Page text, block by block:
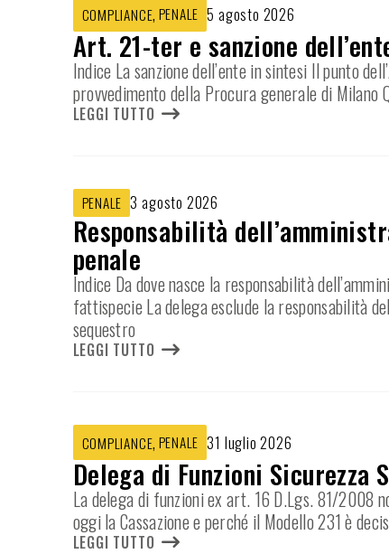
COMPLIANCE, PENALE 5 agosto 2026
Art. 21-ter e sanzione
Indice La sanzione dell’ente in sintesi Il punto
provvedimento della Procura generale di Milano
LEGGI TUTTO
PENALE 3 agosto 2026
Responsabilità
penale
Indice Da dove nasce la responsabilità
fattispecie La delega esclude la responsabilità
sequestro
LEGGI TUTTO
COMPLIANCE, PENALE 31 luglio 2026
Delega di Funzioni Sicurezza
La delega di funzioni ex art. 16 D.Lgs. 81/2008
oggi la Cassazione e perché il Modello 231 è
LEGGI TUTTO